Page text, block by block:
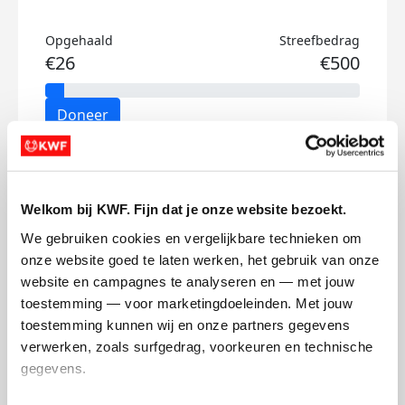
Welkom bij KWF. Fijn dat je onze website bezoekt.
We gebruiken cookies en vergelijkbare technieken om
onze website goed te laten werken, het gebruik van onze
website en campagnes te analyseren en — met jouw
toestemming — voor marketingdoeleinden. Met jouw
toestemming kunnen wij en onze partners gegevens
verwerken, zoals surfgedrag, voorkeuren en technische
gegevens.
Opgehaald
€26
Streefbedrag
€500
Doneer
Charlie's badges